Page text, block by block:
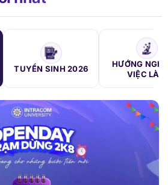
VIỆC LÀM